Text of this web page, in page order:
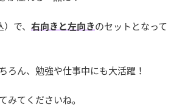
で、 右向きと左向き のセットとなって
ろん、勉強や仕事中にも大活躍！
みてくださいね。